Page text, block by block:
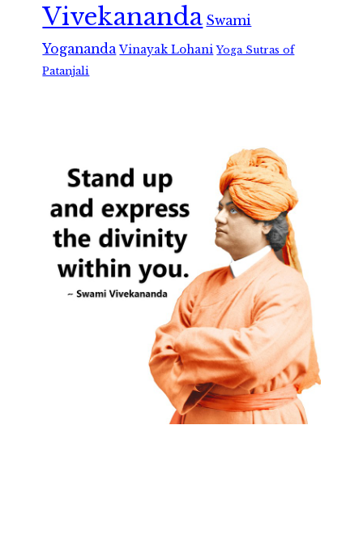
Vivekananda Swami
Yogananda Vinayak Lohani Yoga Sutras of
Patanjali